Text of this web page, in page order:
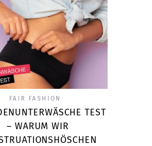
FAIR FASHION
TEST
– WARUM WIR